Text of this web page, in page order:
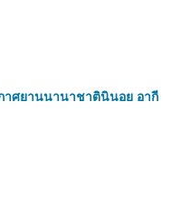
าศยานนานาชาตินินอย อากี